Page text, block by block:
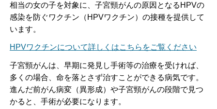
相当の女の子を対象に、子宮頸がんの原因となるHPVの
感染を防ぐワクチン（HPVワクチン）の接種を提供して
います。
HPVワクチンについて詳しくはこちらをご覧ください
子宮頸がんは、早期に発見し手術等の治療を受ければ、
多くの場合、命を落とさず治すことができる病気です。
進んだ前がん病変（異形成）や子宮頸がんの段階で見つ
かると、手術が必要になります。